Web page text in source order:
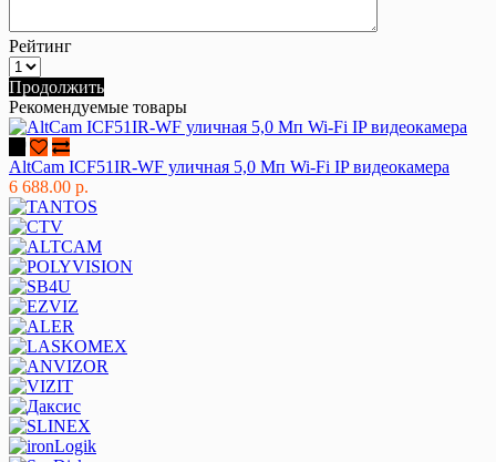
Рейтинг
Продолжить
Рекомендуемые товары
AltCam ICF51IR-WF уличная 5,0 Мп Wi-Fi IP видеокамера
6 688.00 р.